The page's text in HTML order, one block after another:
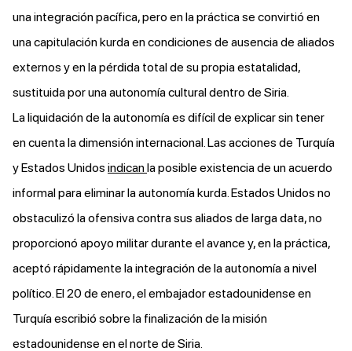
una integración pacífica, pero en la práctica se convirtió en
una capitulación kurda en condiciones de ausencia de aliados
externos y en la pérdida total de su propia estatalidad,
sustituida por una autonomía cultural dentro de Siria.
La liquidación de la autonomía es difícil de explicar sin tener
en cuenta la dimensión internacional. Las acciones de Turquía
y Estados Unidos indicanla posible existencia de un acuerdo
informal para eliminar la autonomía kurda. Estados Unidos no
obstaculizó la ofensiva contra sus aliados de larga data, no
proporcionó apoyo militar durante el avance y, en la práctica,
aceptó rápidamente la integración de la autonomía a nivel
político. El 20 de enero, el embajador estadounidense en
Turquía escribió sobre la finalización de la misión
estadounidense en el norte de Siria.